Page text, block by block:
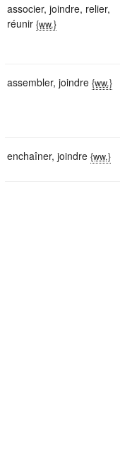
associer, joindre, relier,
réunir {ww.}
assembler, joindre {ww.}
enchaîner, joindre {ww.}